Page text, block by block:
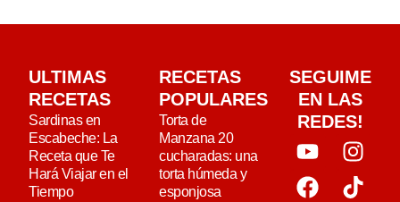
ULTIMAS
RECETAS
Sardinas en
Escabeche: La
Receta que Te
Hará Viajar en el
Tiempo
RECETAS
POPULARES
Torta de
Manzana 20
cucharadas: una
torta húmeda y
esponjosa
SEGUIME
EN LAS
REDES!